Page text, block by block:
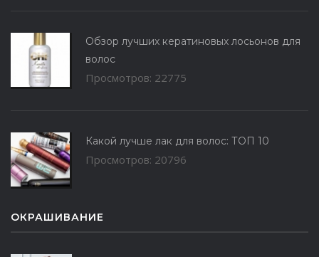
Обзор лучших кератиновых лосьонов для
волос
Просмотров: 22775
Какой лучше лак для волос: ТОП 10
Просмотров: 20796
ОКРАШИВАНИЕ